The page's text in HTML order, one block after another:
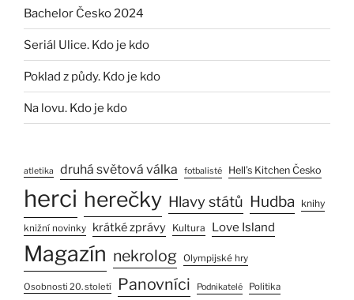
Bachelor Česko 2024
Seriál Ulice. Kdo je kdo
Poklad z půdy. Kdo je kdo
Na lovu. Kdo je kdo
atletika druhá světová válka fotbalisté Hell’s Kitchen Česko
herci herečky Hlavy států Hudba knihy
knižní novinky krátké zprávy Kultura Love Island
Magazín nekrolog Olympijské hry
Osobnosti 20. století Panovníci Podnikatelé Politika